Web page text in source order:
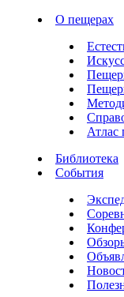
О пещерах
Атлас
Библиотека
События